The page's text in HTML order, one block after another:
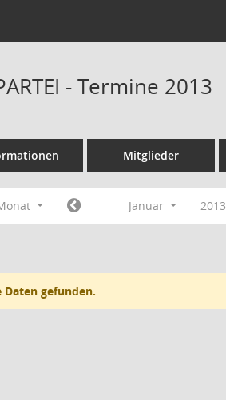
- Termine 2013
Mitglieder
Januar 2013
Daten gefunden.